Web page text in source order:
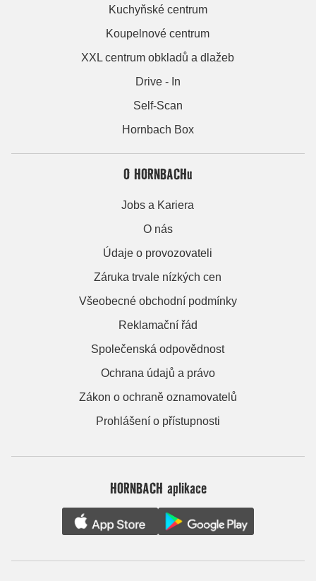
Kuchyňské centrum
Koupelnové centrum
XXL centrum obkladů a dlažeb
Drive - In
Self-Scan
Hornbach Box
O HORNBACHu
Jobs a Kariera
O nás
Údaje o provozovateli
Záruka trvale nízkých cen
Všeobecné obchodní podmínky
Reklamační řád
Společenská odpovědnost
Ochrana údajů a právo
Zákon o ochraně oznamovatelů
Prohlášení o přístupnosti
HORNBACH aplikace